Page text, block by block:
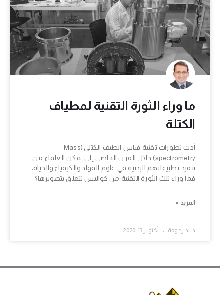
ما وراء الثورة التقنية لمطياف
الكتلة
أدت تطورات تقنية قياس الطيف الكتلي (Mass
spectrometry) خلال القرن الماضي إلى تمكن العلماء من
تنفيذ تطبيقاتهم البحثية في علوم المواد والكيمياء والحياة،
فما وراء تلك الثورة التقنية من كواليس تتعلق بتطويرها؟
المزيد »
خالد رحومة أكتوبر 13, 2020